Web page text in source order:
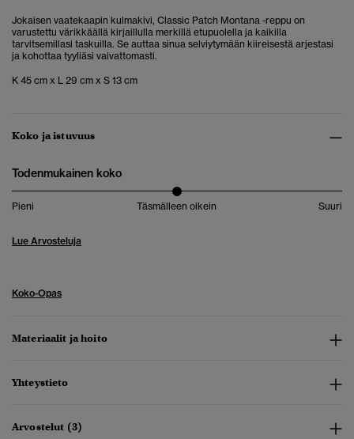
Jokaisen vaatekaapin kulmakivi, Classic Patch Montana -reppu on
varustettu värikkäällä kirjaillulla merkillä etupuolella ja kaikilla
tarvitsemillasi taskuilla. Se auttaa sinua selviytymään kiireisestä arjestasi
ja kohottaa tyyliäsi vaivattomasti.
K 45 cm x L 29 cm x S 13 cm
Koko ja istuvuus
Todenmukainen koko
Pieni Täsmälleen oikein Suuri
Lue Arvosteluja
Koko-Opas
Materiaalit ja hoito
Yhteystieto
Arvostelut (3)